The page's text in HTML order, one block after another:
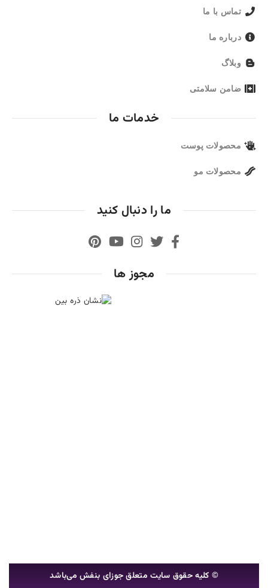
تماس با ما
درباره ما
وبلاگ
ضامن سلامتی
خدمات ما
محصولات پوست
محصولات مو
ما را دنبال کنید
مجوز ها
© کلیه حقوق سایت متعلق جوزای بنفش می‌باشد